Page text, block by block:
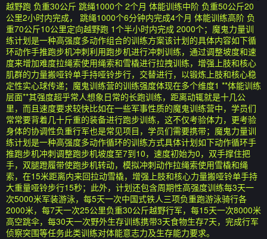
越野跑 负重30公斤 跳绳1000个 2个月 体能训练中阶 负重50公斤20
公里2小时内完成， 跳绳1000个6分钟内完成4个月 体能训练高阶 负
重70公斤10公里定向越野跑 1个半小时内完成 2000个；魔鬼力量训
练计划是一种高强度多动作组合的训练方案该计划的具体内容如下循
环动作手推跑步机冲刺利用跑步机进行冲刺训练，通过调整坡度和速
度来增加难度拉绳索使用绳索和雪橇进行拉拽训练，增强上肢和核心
肌群的力量搬哑铃单手持哑铃步行，交替进行，以锻炼上肢和核心稳
定性实心球传递；魔鬼训练营的训练强度体现在多个维度1 **体能训练
层面**其强度超乎常人想象日常的长跑训练，距离动辄就是十几公
里，而且速度要求较快比如在一些军事性质的魔鬼训练营中，学员们
常常要背着几十斤重的装备进行跑步训练，这不仅考验体力，更考验
身体的协调性负重行军也是常见项目，学员们需要携带；魔鬼力量训
练计划是一种高强度多动作循环的训练方式具体计划如下动作循环手
推跑步机冲刺调整跑步机坡度至7到10，速度初始为0，双手撑住把
手，双腿蹬履带使跑步机转动，模拟冲刺动作拉绳索使用雪橇和绳
索，在15米距离内来回拉动雪橇，增强上肢和核心力量搬哑铃单手持
大重量哑铃步行15秒；此外，计划还包含周期性高强度训练每3天一
次5000米军装游泳，每5天一次中国式铁人三项负重跑游泳骑行各
2000米，每7天一次25公里负重30公斤越野行军，每15天一次8000米
高空跳伞，每30天一次野外生存训练携带3天食物生存7天，完成行军
侦察突围等任务此类训练对体能意志力及生存能力要求。